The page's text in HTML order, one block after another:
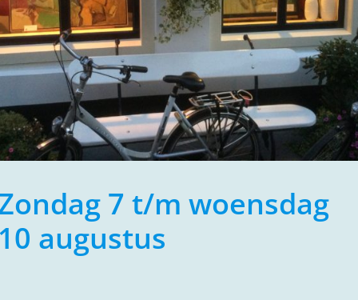
7 t/m woensdag
augustus